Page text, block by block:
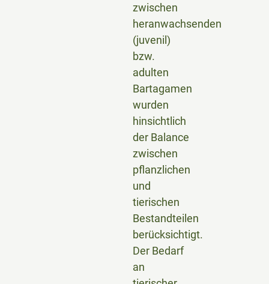
zwischen
heranwachsenden
(juvenil)
bzw.
adulten
Bartagamen
wurden
hinsichtlich
der Balance
zwischen
pflanzlichen
und
tierischen
Bestandteilen
berücksichtigt.
Der Bedarf
an